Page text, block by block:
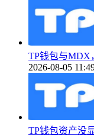
TP钱包与MDX
2026-08-05
TP钱包资产没